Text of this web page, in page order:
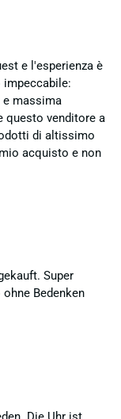
e l'esperienza è
e massima
questo venditore a
di altissimo
acquisto e non
Super
Bedenken